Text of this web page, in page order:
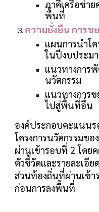
ภาคีเครือข่า
พื้นที่
ความยั่งยืน การข
แผนการนำโ
ในปีงบประม
แนวทางการ
นวัตกรรม
แนวทางการข
ไปสู่พื้นที่อื่น
องค์ประกอบคะแนนร
โครงการนวัตกรรมข
ผ่านเข้ารอบที่ 2 โดย
ตัวชี้วัดและรายละเอีย
ส่วนท้องถิ่นที่ผ่านเข้า
ก่อนการลงพื้นที่